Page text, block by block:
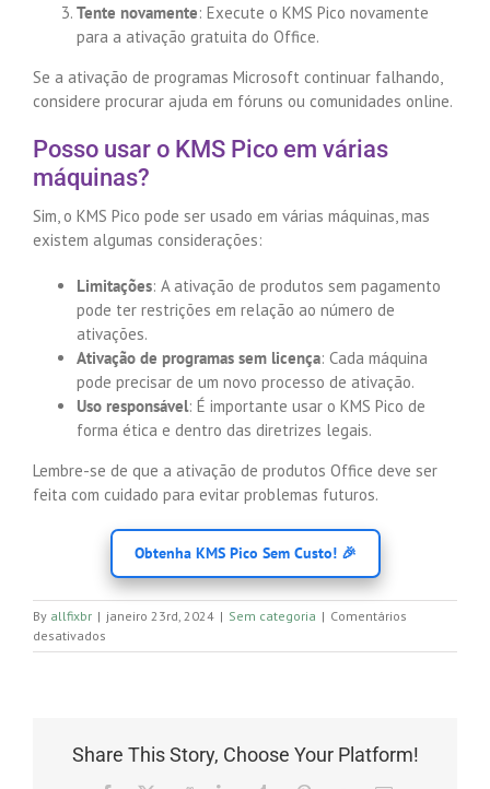
Tente novamente: Execute o KMS Pico novamente
para a ativação gratuita do Office.
Se a ativação de programas Microsoft continuar falhando,
considere procurar ajuda em fóruns ou comunidades online.
Posso usar o KMS Pico em várias
máquinas?
Sim, o KMS Pico pode ser usado em várias máquinas, mas
existem algumas considerações:
Limitações: A ativação de produtos sem pagamento
pode ter restrições em relação ao número de
ativações.
Ativação de programas sem licença: Cada máquina
pode precisar de um novo processo de ativação.
Uso responsável: É importante usar o KMS Pico de
forma ética e dentro das diretrizes legais.
Lembre-se de que a ativação de produtos Office deve ser
feita com cuidado para evitar problemas futuros.
Obtenha KMS Pico Sem Custo! 🎉
By allfixbr | janeiro 23rd, 2024 | Sem categoria | Comentários
desativados
KMS
Microsoft
Share This Story, Choose Your Platform!